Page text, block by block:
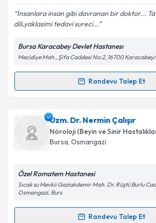
E-posta Adresiniz
Kişisel verilerimin işlenmesine
Metni'ni okudum ve kişisel
kapsamda işlenmesini kabul
İnsanlara insan gibi davranan bir doktor...
dili,yaklasimi tedavi sureci...
Bursa Karacabey Devlet Hastanesı
Mecidiye Mah., Şifa Caddesi No:2, 16700
Randevu Talep Et
Randevu Takvimi Talebi
Uzm. Dr. Özlem Göçmeziçin
oluşturun. Size bu uzmandan randevu
takvim hazırlandığında e-posta ile
Kişisel verilerimin işlenmesine
'ni okudum ve kişisel
Uzm. Dr. Nermin Çalışır
Nöroloji (Beyin ve Sinir
Bursa, Osmangazi
Özel Romatem Hastanesi
Sıcak su Mevkii Gaziakdemir Mah. Dr. Rüştü Burlu
Osmangazi, Burs
Randevu Talep Et